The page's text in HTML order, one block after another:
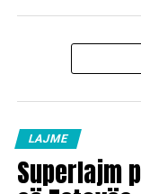
LAJME
Superlajm